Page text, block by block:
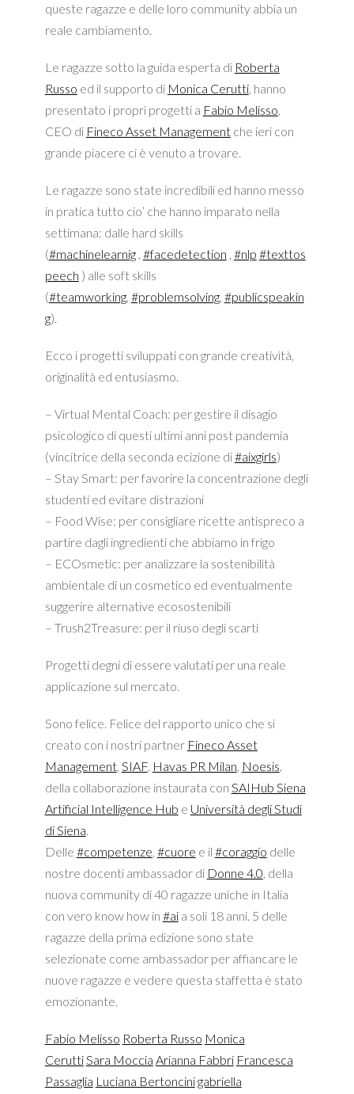
queste ragazze e delle loro community abbia un
reale cambiamento.
Le ragazze sotto la guida esperta di Roberta
Russo ed il supporto di Monica Cerutti, hanno
presentato i propri progetti a Fabio Melisso,
CEO di Fineco Asset Managementche ieri con
grande piacere ci è venuto a trovare.
Le ragazze sono state incredibili ed hanno messo
in pratica tutto cio’ che hanno imparato nella
settimana: dalle hard skills
(#machinelearnig, #facedetection , #nlp #texttos
peech ) alle soft skills
(#teamworking, #problemsolving, #publicspeakin
g).
Ecco i progetti sviluppati con grande creatività,
originalità ed entusiasmo.
– Virtual Mental Coach: per gestire il disagio
psicologico di questi ultimi anni post pandemia
(vincitrice della seconda ecizione di#aixgirls)
– Stay Smart: per favorire la concentrazione degli
studenti ed evitare distrazioni
– Food Wise: per consigliare ricette antispreco a
partire dagli ingredienti che abbiamo in frigo
– ECOsmetic: per analizzare la sostenibilità
ambientale di un cosmetico ed eventualmente
suggerire alternative ecosostenibili
– Trush2Treasure: per il riuso degli scarti
Progetti degni di essere valutati per una reale
applicazione sul mercato.
Sono felice. Felice del rapporto unico che si
creato con i nostri partner Fineco Asset
Management, SIAF, Havas PR Milan, Noesis,
della collaborazione instaurata con SAIHub Siena
Artificial Intelligence Hub e Università degli Studi
di Siena.
Delle #competenze, #cuore e il #coraggio delle
nostre docenti ambassador di Donne 4.0, della
nuova community di 40 ragazze uniche in Italia
con vero know how in #aia soli 18 anni. 5 delle
ragazze della prima edizione sono state
selezionate come ambassador per affiancare le
nuove ragazze e vedere questa staffetta è stato
emozionante.
Fabio Melisso Roberta Russo Monica
CeruttiSara Moccia Arianna Fabbri Francesca
Passaglia Luciana Bertoncinigabriella